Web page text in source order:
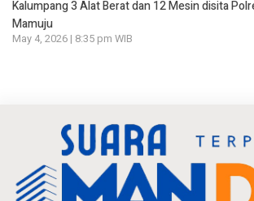
Kalumpang 3 Alat Berat dan 12 Mesin disita
Mamuju
May 4, 2026 | 8:35 pm WIB